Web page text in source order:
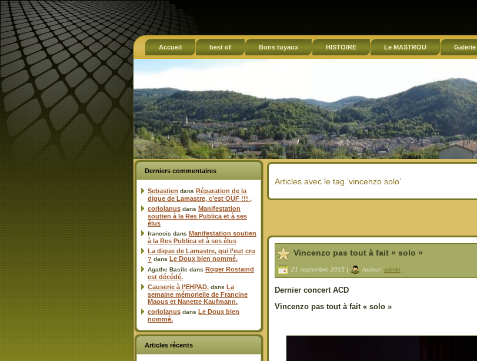
Accueil best of Bons tuyaux HISTOIRE Le MASTROU Galerie
Derniers commentaires
Sebastien dans Réparation de la
digue de Lamastre, c’est OUF !!! ,
coriolanus dans Manifestation
soutien à la Res Publica et à ses
élus
francois dans Manifestation soutien
à la Res Publica et à ses élus
La digue de Lamastre, qui l’eut cru
? dans Le Doux bien nommé.
Agathe Basile dans Roger Rostaind
est décédé.
Causerie à l’EHPAD. dans La
semaine mémorielle de Francine
Maous et Nanette Kaufmann.
coriolanus dans Le Doux bien
nommé.
Articles récents
Articles avec le tag ‘vincenzo solo’
Vincenzo pas tout à fait « solo »
21 septembre 2015 | Auteur: admin
Dernier concert ACD
Vincenzo pas tout à fait « solo »